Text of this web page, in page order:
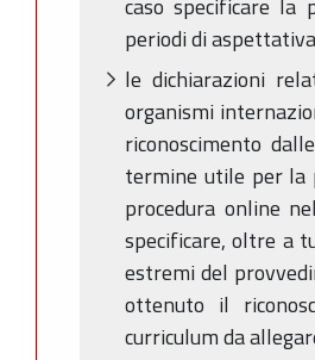
caso specificare la
periodi di
le dichiarazioni
organismi
riconoscimento
termine utile per la
procedura online
specificare, oltre a
estremi del
ottenuto il
curriculum da